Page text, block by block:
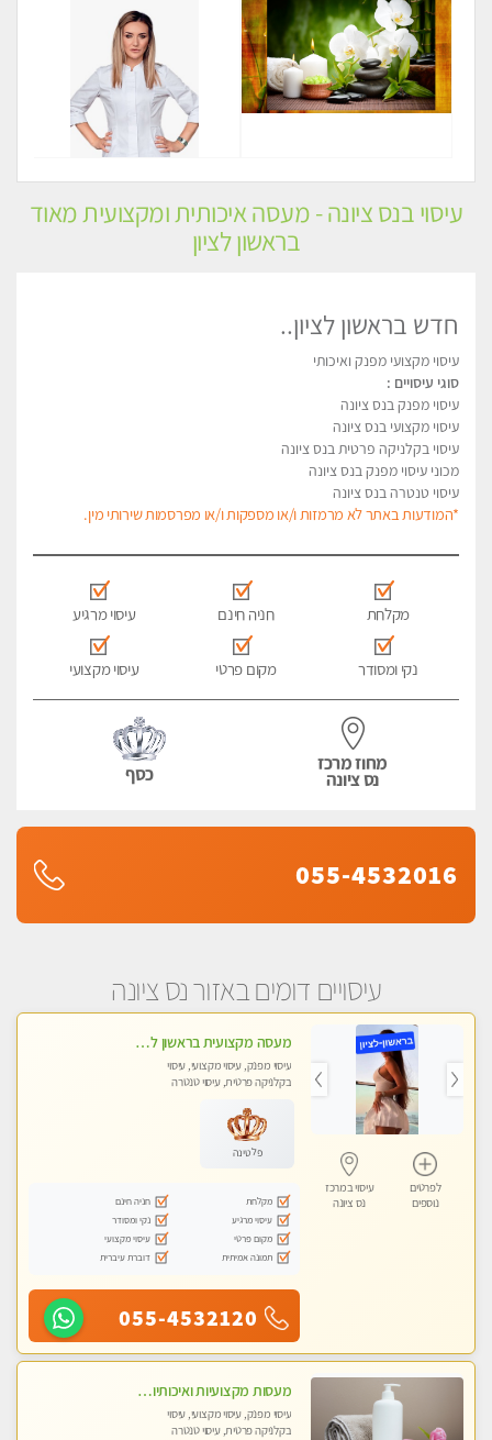
עיסוי בנס ציונה - מעסה איכותית ומקצועית מאוד
בראשון לציון
חדש בראשון לציון..
עיסוי מקצועי מפנק ואיכותי
סוגי עיסויים :
עיסוי מפנק בנס ציונה
עיסוי מקצועי בנס ציונה
עיסוי בקלניקה פרטית בנס ציונה
מכוני עיסוי מפנק בנס ציונה
עיסוי טנטרה בנס ציונה
*המודעות באתר לא מרמזות ו/או מספקות ו/או מפרסמות שירותי מין.
מקלחת חניה חינם עיסוי מרגיע
נקי ומסודר מקום פרטי עיסוי מקצועי
מחוז מרכז
נס ציונה כסף
055-4532016
עיסויים דומים באזור נס ציונה
לפרטים
נוספים
עיסוי במרכז
נס ציונה
מעסה מקצועית בראשון לציון קליניקה פרטית לבריאות הגוף לעיסוי מקצועי ומפנק -שעות עבודה -10:00-23:00
עיסוי מפנק, עיסוי מקצועי, עיסוי
בקלניקה פרטית, עיסוי טנטרה
פלטינה
מקלחת
חניה חינם
עיסוי מרגיע
נקי ומסודר
מקום פרטי
עיסוי מקצועי
תמונה אמיתית
דוברת עיברית
055-4532120
מעסות מקצועיות ואיכותיות במקום פרטי
עיסוי מפנק, עיסוי מקצועי, עיסוי
בקלניקה פרטית, עיסוי טנטרה